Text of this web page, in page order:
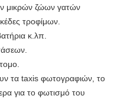
μικρών ζώων γατών
τροφίμων.
κ.λπ.
τα taxis φωτογραφιών, το
για το φωτισμό του